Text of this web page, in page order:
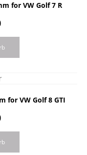
for VW Golf 7 R
for VW Golf 8 GTI